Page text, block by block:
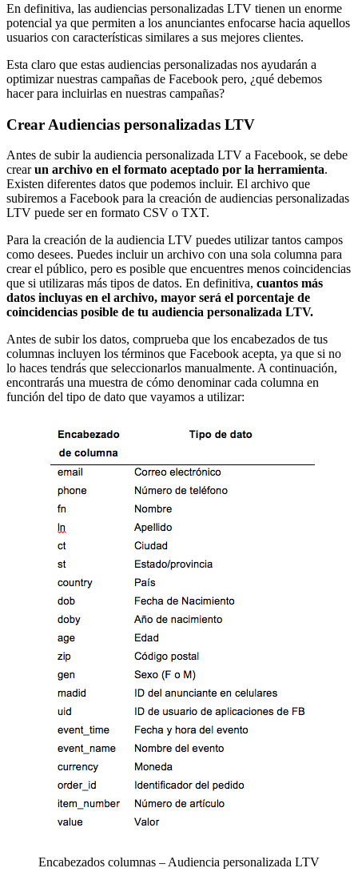
En definitiva, las audiencias personalizadas LTV tienen un enorme
potencial ya que permiten a los anunciantes enfocarse hacia aquellos
usuarios con características similares a sus mejores clientes.
Esta claro que estas audiencias personalizadas nos ayudarán a
optimizar nuestras campañas de Facebook pero, ¿qué debemos
hacer para incluirlas en nuestras campañas?
Crear Audiencias personalizadas LTV
Antes de subir la audiencia personalizada LTV a Facebook, se debe
crearun archivo en el formato aceptado por la herramienta.
Existen diferentes datos que podemos incluir. El archivo que
subiremos a Facebook para la creación de audiencias personalizadas
LTV puede ser en formato CSV o TXT.
Para la creación de la audiencia LTV puedes utilizar tantos campos
como desees. Puedes incluir un archivo con una sola columna para
crear el público, pero es posible que encuentres menos coincidencias
que si utilizaras más tipos de datos. En definitiva, cuantos más
datos incluyas en el archivo, mayor será el porcentaje de
coincidencias posible de tu audiencia personalizada LTV.
Antes de subir los datos, comprueba que los encabezados de tus
columnas incluyen los términos que Facebook acepta, ya que si no
lo haces tendrás que seleccionarlos manualmente. A continuación,
encontrarás una muestra de cómo denominar cada columna en
función del tipo de dato que vayamos a utilizar:
Encabezados columnas – Audiencia personalizada LTV